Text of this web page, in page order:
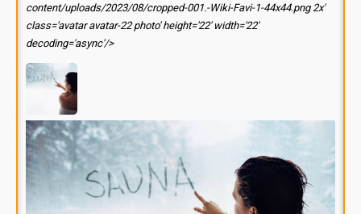
content/uploads/2023/08/cropped-001.-Wiki-Favi-1-44x44.png 2x'
class='avatar avatar-22 photo' height='22' width='22'
decoding='async'/>